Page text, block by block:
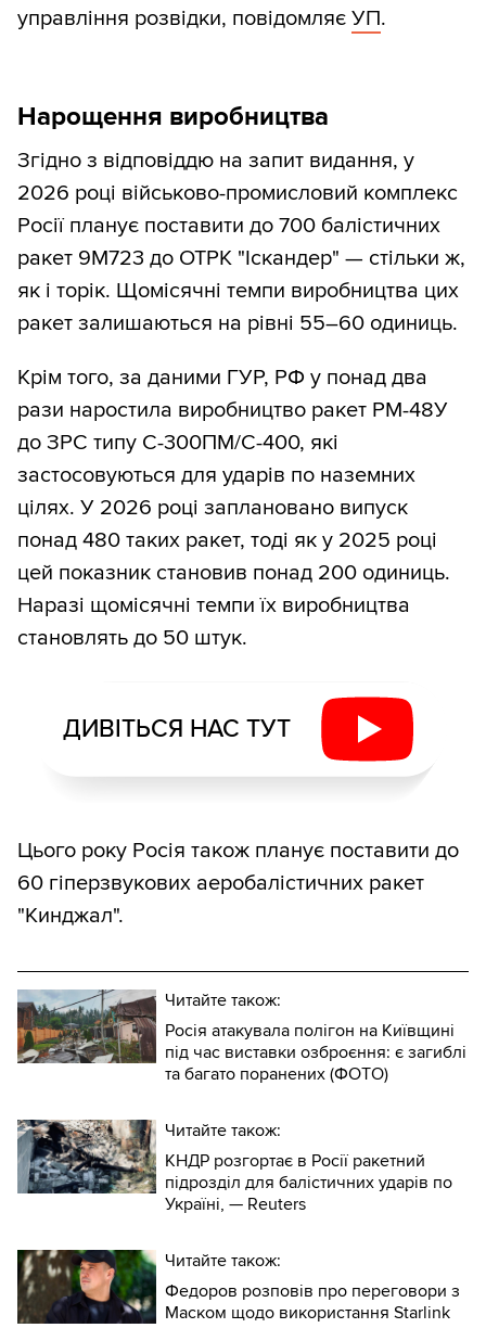
управління розвідки, повідомляє УП.
Нарощення виробництва
Згідно з відповіддю на запит видання, у
2026 році військово-промисловий комплекс
Росії планує поставити до 700 балістичних
ракет 9М723 до ОТРК "Іскандер" — стільки ж,
як і торік. Щомісячні темпи виробництва цих
ракет залишаються на рівні 55–60 одиниць.
Крім того, за даними ГУР, РФ у понад два
рази наростила виробництво ракет РМ-48У
до ЗРС типу С-300ПМ/С-400, які
застосовуються для ударів по наземних
цілях. У 2026 році заплановано випуск
понад 480 таких ракет, тоді як у 2025 році
цей показник становив понад 200 одиниць.
Наразі щомісячні темпи їх виробництва
становлять до 50 штук.
ДИВІТЬСЯ НАС ТУТ
Цього року Росія також планує поставити до
60 гіперзвукових аеробалістичних ракет
"Кинджал".
Читайте також:
Росія атакувала полігон на Київщині
під час виставки озброєння: є загиблі
та багато поранених (ФОТО)
Читайте також:
КНДР розгортає в Росії ракетний
підрозділ для балістичних ударів по
Україні, — Reuters
Читайте також:
Федоров розповів про переговори з
Маском щодо використання Starlink